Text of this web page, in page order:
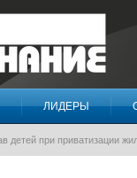
ЛИДЕРЫ
детей при приватизации